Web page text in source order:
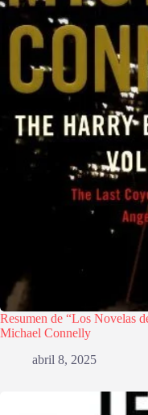
Resumen de “Los Novelas
Michael Connelly
abril 8, 2025